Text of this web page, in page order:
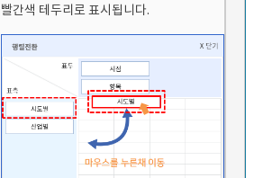
빨간색 테두리로 표시됩니다.